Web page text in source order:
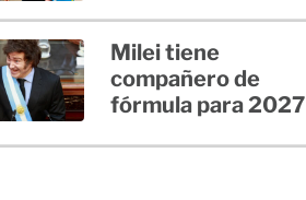
Milei tiene
compañero de
fórmula para 2027